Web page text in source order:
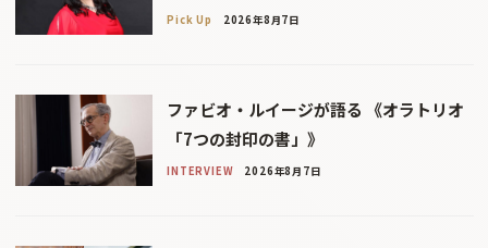
Pick Up 2026年8月7日
ファビオ・ルイージが語る 《オラトリオ
「7つの封印の書」》
INTERVIEW 2026年8月7日